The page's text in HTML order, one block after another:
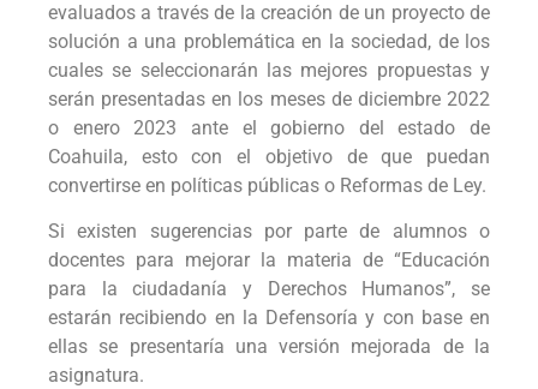
evaluados a través de la creación de un proyecto de
solución a una problemática en la sociedad, de los
cuales se seleccionarán las mejores propuestas y
serán presentadas en los meses de diciembre 2022
o enero 2023 ante el gobierno del estado de
Coahuila, esto con el objetivo de que puedan
convertirse en políticas públicas o Reformas de Ley.
Si existen sugerencias por parte de alumnos o
docentes para mejorar la materia de “Educación
para la ciudadanía y Derechos Humanos”, se
estarán recibiendo en la Defensoría y con base en
ellas se presentaría una versión mejorada de la
asignatura.